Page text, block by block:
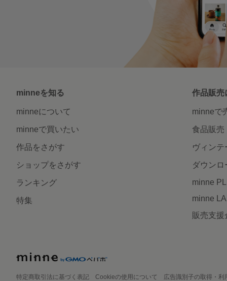
minneを知る
minneについて
minneで買いたい
作品をさがす
ショップをさがす
ランキング
特集
作品販売
minneで
食品販売
ヴィンテ
ダウンロ
minne
minne
販売支
特定商取引法に基づく表記 Cookieの使用について 広告識別子の取得・利